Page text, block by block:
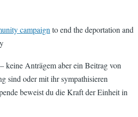
campaignto end the deportation and
keine Anträgem aber ein Beitrag von
sind oder mit ihr sympathisieren
beweist du die Kraft der Einheit in